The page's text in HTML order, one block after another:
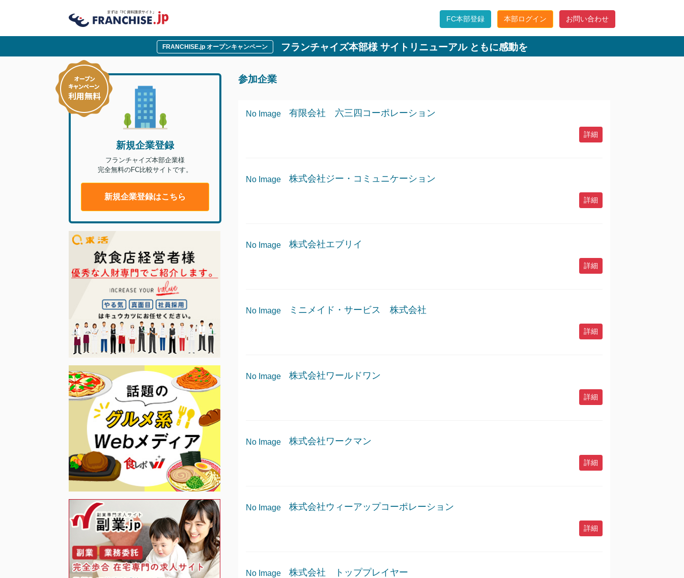
FC本部登録 本部ログイン お問い合わせ
FRANCHISE.jp オープンキャンペーン フランチャイズ本部様 サイトリニューアル ともに感動を
新規企業登録
フランチャイズ本部企業様
完全無料のFC比較サイトです。
新規企業登録はこちら
参加企業
No Image 有限会社 六三四コーポレーション
詳細
No Image 株式会社ジー・コミュニケーション
詳細
No Image 株式会社エブリイ
詳細
No Image ミニメイド・サービス 株式会社
詳細
No Image 株式会社ワールドワン
詳細
No Image 株式会社ワークマン
詳細
No Image 株式会社ウィーアップコーポレーション
詳細
No Image 株式会社 トッププレイヤー